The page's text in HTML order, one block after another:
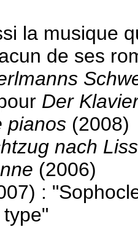
la musique
de ses
Der
pianos (2008)
nach
(2006)
: